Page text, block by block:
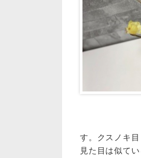
す。クスノキ
見た目は似て